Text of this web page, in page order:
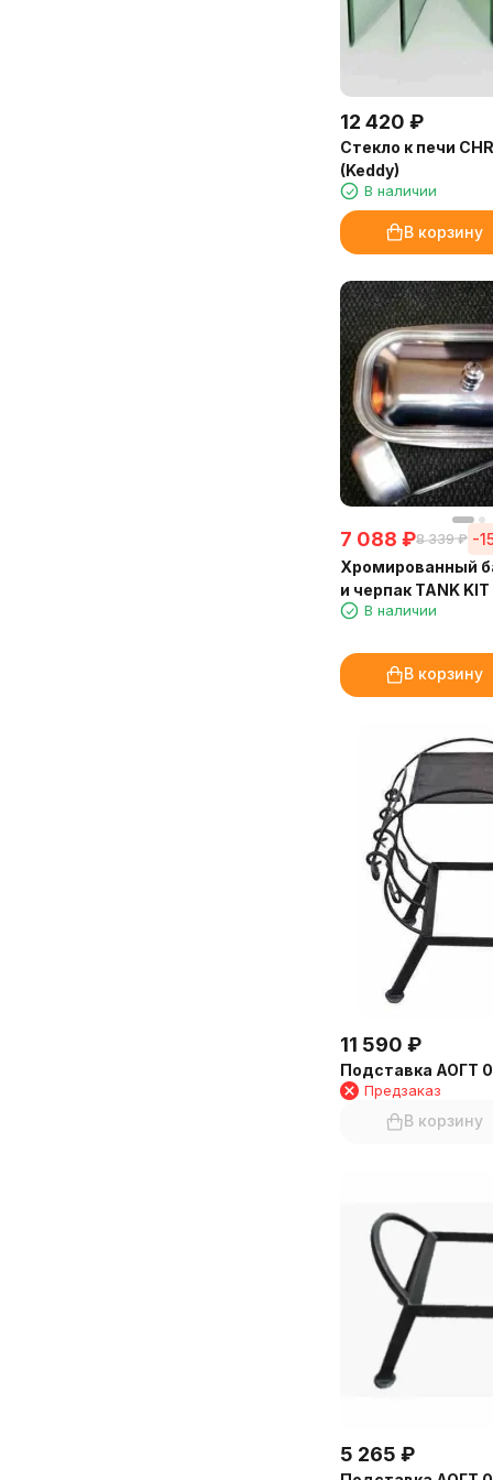
12 420 ₽
Стекло к печи
(Keddy)
В наличии
В корзину
7 088 ₽8 339 ₽ -
Хромированный
и черпак TANK
В наличии
В корзину
11 590 ₽
Подставка АОГТ
Предзаказ
В корзину
5 265 ₽